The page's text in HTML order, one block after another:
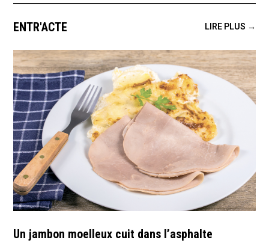
ENTR'ACTE LIRE PLUS →
Un jambon moelleux cuit dans l’asphalte